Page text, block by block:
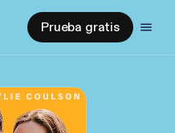
Prueba gratis